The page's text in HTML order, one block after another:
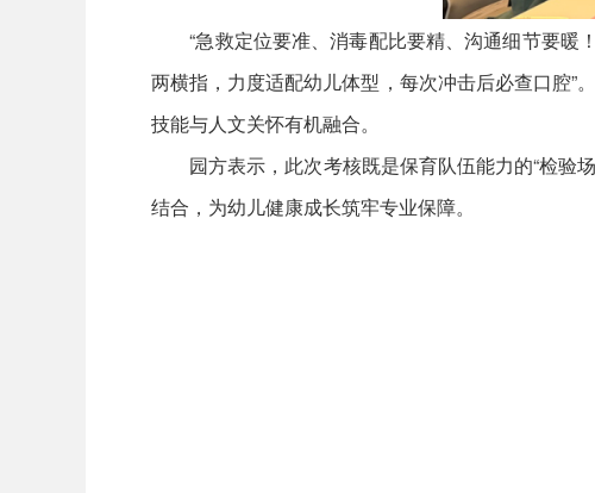
“急救定位要准、消毒配比要精、沟通细节要暖！
两横指，力度适配幼儿体型，每次冲击后必查口腔”
技能与人文关怀有机融合。
园方表示，此次考核既是保育队伍能力的“检验场
结合，为幼儿健康成长筑牢专业保障。